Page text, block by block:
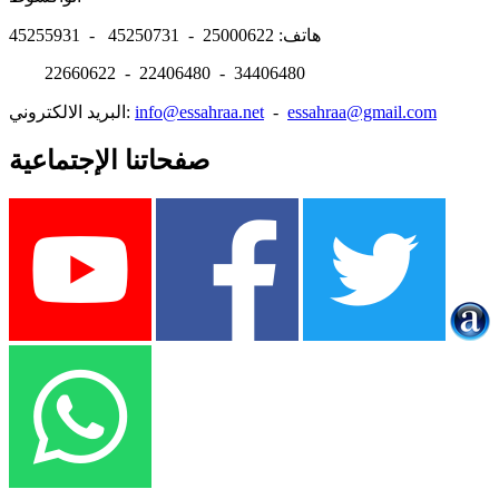
هاتف: 25000622 - 45250731 - 45255931
22660622 - 22406480 - 34406480
البريد الالكتروني: info@essahraa.net- essahraa@gmail.com
صفحاتنا الإجتماعية